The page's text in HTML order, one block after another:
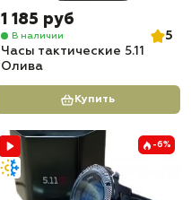
1 185 руб
В наличии
5
Часы тактические 5.11
Олива
Купить
-6%